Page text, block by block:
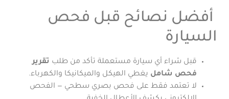
أفضل نصائح قبل فحص
السيارة
قبل شراء أي سيارة مستعملة تأكد من طلب تقرير
فحص شامل يغطي الهيكل والميكانيكا والكهرباء.
لا تعتمد فقط على فحص بصري سطحي — الفحص